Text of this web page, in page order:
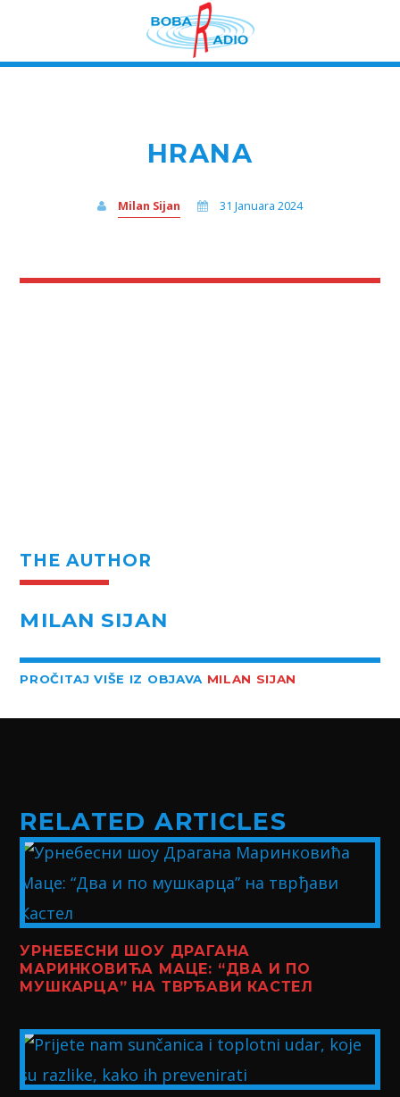
HRANA
Milan Sijan 31 Januara 2024
THE AUTHOR
MILAN SIJAN
PROČITAJ VIŠE IZ OBJAVA MILAN SIJAN
RELATED ARTICLES
УРНЕБЕСНИ ШОУ ДРАГАНА
МАРИНКОВИЋА МАЦЕ: “ДВА И ПО
МУШКАРЦА” НА ТВРЂАВИ КАСТЕЛ